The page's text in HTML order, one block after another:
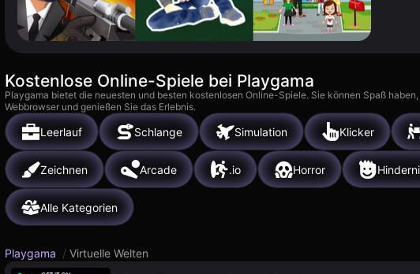
Kostenlose Online-Spiele bei Playgama
Playgama bietet die neuesten und besten kostenlosen Online-Spiele. Sie können Spaß
Webbrowser und genießen Sie das Erlebnis.
Leerlauf Schlange Simulation Klicker
Zeichnen Arcade .io Horror
Alle Kategorien
Playgama / Virtuelle Welten